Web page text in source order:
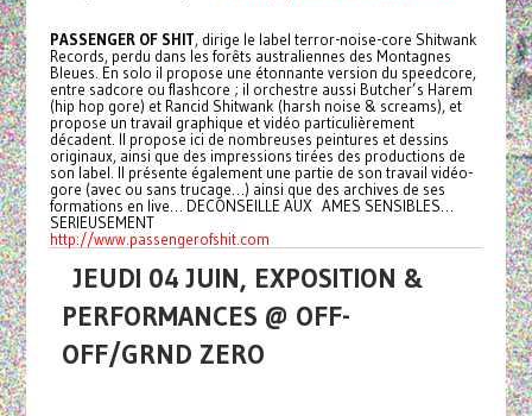
PASSENGER OF SHIT, dirige le label terror-noise-core Shitwank
Records, perdu dans les forêts australiennes des Montagnes
Bleues. En solo il propose une étonnante version du speedcore,
entre sadcore ou flashcore ; il orchestre aussi Butcher’s Harem
(hip hop gore) et Rancid Shitwank (harsh noise & screams), et
propose un travail graphique et vidéo particulièrement
décadent. Il propose ici de nombreuses peintures et dessins
originaux, ainsi que des impressions tirées des productions de
son label. Il présente également une partie de son travail vidéo-
gore (avec ou sans trucage…) ainsi que des archives de ses
formations en live… DECONSEILLE AUX AMES SENSIBLES…
SERIEUSEMENT
http://www.passengerofshit.com
JEUDI 04 JUIN, EXPOSITION &
PERFORMANCES @ OFF-
OFF/GRND ZERO